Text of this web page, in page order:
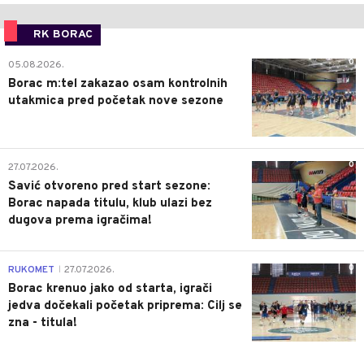
RK BORAC
0
05.08.2026.
Borac m:tel zakazao osam kontrolnih
utakmica pred početak nove sezone
0
27.07.2026.
Savić otvoreno pred start sezone:
Borac napada titulu, klub ulazi bez
dugova prema igračima!
0
RUKOMET 27.07.2026.
Borac krenuo jako od starta, igrači
jedva dočekali početak priprema: Cilj se
zna - titula!